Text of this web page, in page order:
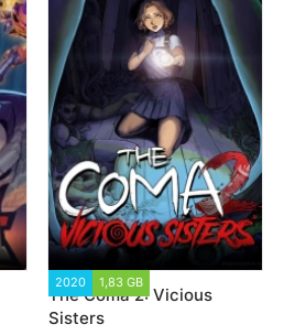
2020 1,83 GB
The Coma 2: Vicious
Sisters